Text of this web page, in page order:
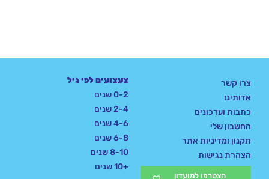
צרו קשר
אדותינו
כתבות ועדכונים
החשבון שלי
תקנון ומדיניות אתר
הצהרת נגישות
הצטרפו למועדון
צעצועים לפי גיל
0-2 שנים
2-4 שנים
4-6 שנים
6-8 שנים
8-10 שנים
+10 שנים